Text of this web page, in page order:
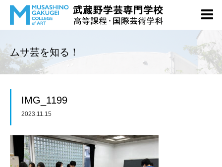
ムサ芸を知る！
IMG_1199
2023.11.15